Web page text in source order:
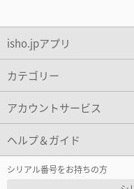
isho.jpアプリ
カテゴリー
アカウントサービス
ヘルプ＆ガイド
シリアル番号をお持ちの方